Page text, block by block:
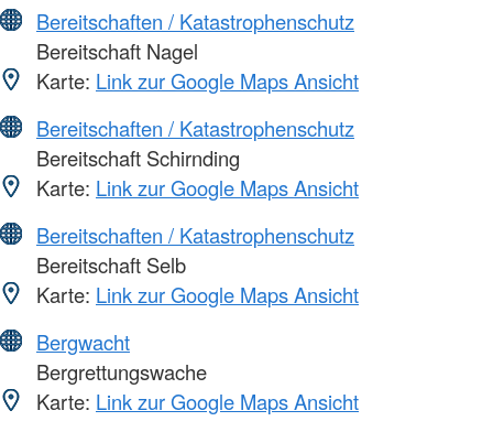
Bereitschaften / Katastrophenschutz
Bereitschaft Nagel
Karte: Link zur Google Maps Ansicht
Bereitschaften / Katastrophenschutz
Bereitschaft Schirnding
Karte: Link zur Google Maps Ansicht
Bereitschaften / Katastrophenschutz
Bereitschaft Selb
Karte: Link zur Google Maps Ansicht
Bergwacht
Bergrettungswache
Karte: Link zur Google Maps Ansicht